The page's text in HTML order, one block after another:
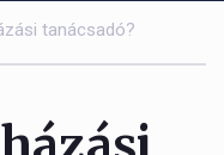
tanácsadó?